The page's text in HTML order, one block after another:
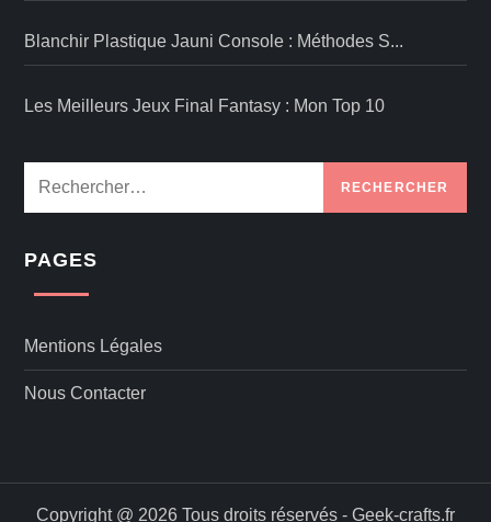
d
e
s
p
u
l
c
Blanchir Plastique Jauni Console : Méthodes S...
Les Meilleurs Jeux Final Fantasy : Mon Top 10
Rechercher :
PAGES
Mentions Légales
Nous Contacter
Copyright @ 2026 Tous droits réservés - Geek-crafts.fr